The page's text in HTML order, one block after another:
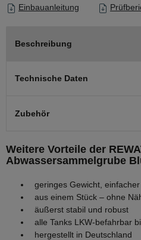
Einbauanleitung
Beschreibung
Technische Daten
Zubehör
Weitere Vorteile der
Abwassersammelgrube
geringes Gewicht,
aus einem Stück – ohne
äußerst stabil und robust
alle Tanks LKW-befahrbar
hergestellt in Deutschland